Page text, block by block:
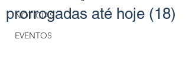
NOTÍCIAS
EVENTOS
prorrogadas até hoje (18)